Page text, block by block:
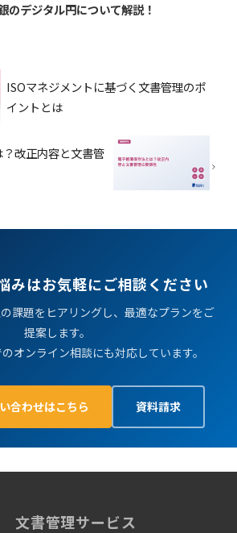
のデジタル円について解説！
ISOマネジメントに基づく文書管理のポ
イントとは
改正内容と文書管
みはお気軽にご相談ください
課題をヒアリングし、最適なプランをご
提案します。
オンライン相談にも対応しています。
合わせはこちら 資料請求
文書管理サービス